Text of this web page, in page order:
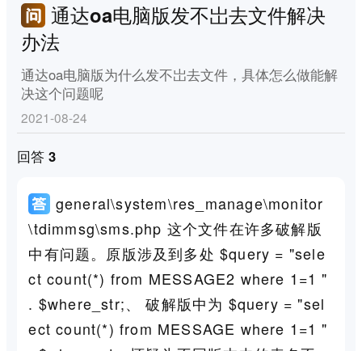
通达oa电脑版发不岀去文件解决
办法
通达oa电脑版为什么发不岀去文件，具体怎么做能解
决这个问题呢
2021-08-24
回答 3
general\system\res_manage\monitor
\tdimmsg\sms.php 这个文件在许多破解版
中有问题。原版涉及到多处 $query = "sele
ct count(*) from MESSAGE2 where 1=1 "
. $where_str;、 破解版中为 $query = "sel
ect count(*) from MESSAGE where 1=1 "